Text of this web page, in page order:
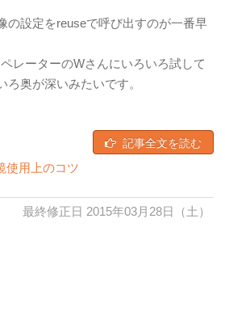
の設定をreuseで呼び出すのが一番早
レーターのWさんにいろいろ試して
ろ奥が深いみたいです。
記事全文を読む
使用上のコツ
最終修正日 2015年03月28日（土）